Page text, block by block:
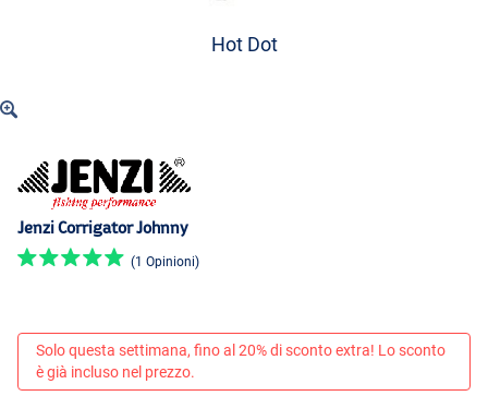
Hot Dot
Jenzi Corrigator Johnny
(1 Opinioni)
Solo questa settimana, fino al 20% di sconto extra! Lo sconto
è già incluso nel prezzo.